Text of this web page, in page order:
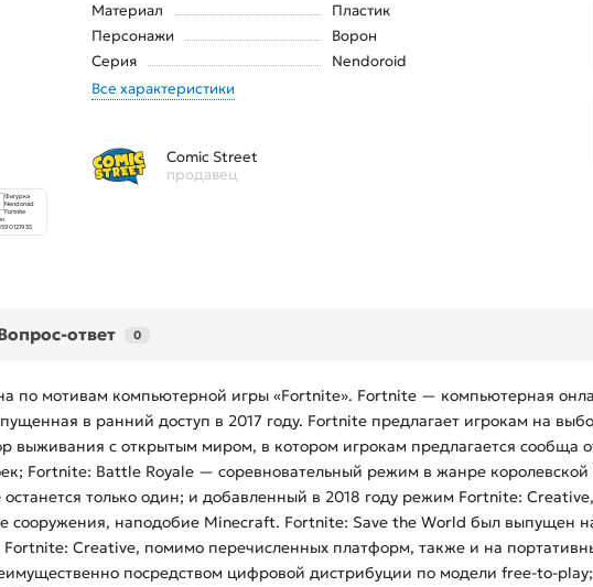
Материал
Пластик
Персонажи
Ворон
Серия
Nendoroid
Все характеристики
Comic Street
продавец
ответ 0
по мотивам компьютерной игры «Fortnite». Fortnite — компьютерная
в ранний доступ в 2017 году. Fortnite предлагает игрокам на
с открытым миром, в котором игрокам предлагается сообща
Fortnite: Battle Royale — соревновательный режим в жанре королевской
только один; и добавленный в 2018 году режим Fortnite:
сооружения, наподобие Minecraft. Fortnite: Save the World был выпущен
Creative, помимо перечисленных платформ, также и на
посредством цифровой дистрибуции по модели free-to-